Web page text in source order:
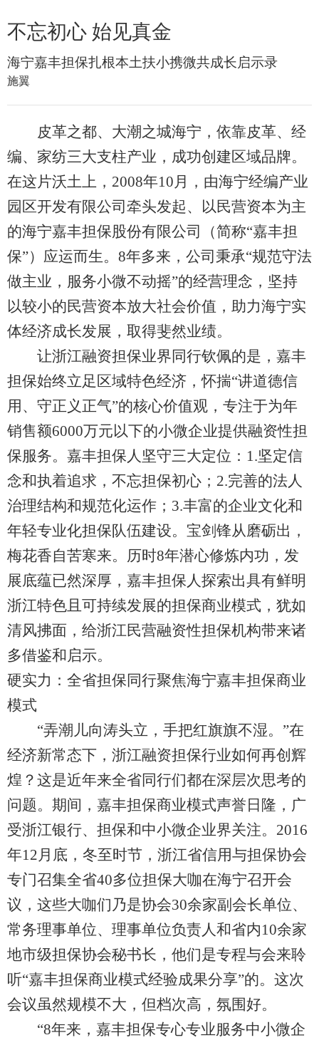
不忘初心 始见真金
海宁嘉丰担保扎根本土扶小携微共成长启示录
施翼
皮革之都、大潮之城海宁，依靠皮革、经
编、家纺三大支柱产业，成功创建区域品牌。
在这片沃土上，2008年10月，由海宁经编产业
园区开发有限公司牵头发起、以民营资本为主
的海宁嘉丰担保股份有限公司（简称“嘉丰担
保”）应运而生。8年多来，公司秉承“规范守法
做主业，服务小微不动摇”的经营理念，坚持
以较小的民营资本放大社会价值，助力海宁实
体经济成长发展，取得斐然业绩。
让浙江融资担保业界同行钦佩的是，嘉丰
担保始终立足区域特色经济，怀揣“讲道德信
用、守正义正气”的核心价值观，专注于为年
销售额6000万元以下的小微企业提供融资性担
保服务。嘉丰担保人坚守三大定位：1.坚定信
念和执着追求，不忘担保初心；2.完善的法人
治理结构和规范化运作；3.丰富的企业文化和
年轻专业化担保队伍建设。宝剑锋从磨砺出，
梅花香自苦寒来。历时8年潜心修炼内功，发
展底蕴已然深厚，嘉丰担保人探索出具有鲜明
浙江特色且可持续发展的担保商业模式，犹如
清风拂面，给浙江民营融资性担保机构带来诸
多借鉴和启示。
硬实力：全省担保同行聚焦海宁嘉丰担保商业
模式
“弄潮儿向涛头立，手把红旗旗不湿。”在
经济新常态下，浙江融资担保行业如何再创辉
煌？这是近年来全省同行们都在深层次思考的
问题。期间，嘉丰担保商业模式声誉日隆，广
受浙江银行、担保和中小微企业界关注。2016
年12月底，冬至时节，浙江省信用与担保协会
专门召集全省40多位担保大咖在海宁召开会
议，这些大咖们乃是协会30余家副会长单位、
常务理事单位、理事单位负责人和省内10余家
地市级担保协会秘书长，他们是专程与会来聆
听“嘉丰担保商业模式经验成果分享”的。这次
会议虽然规模不大，但档次高，氛围好。
“8年来，嘉丰担保专心专业服务中小微企